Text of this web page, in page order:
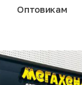
Оптовикам